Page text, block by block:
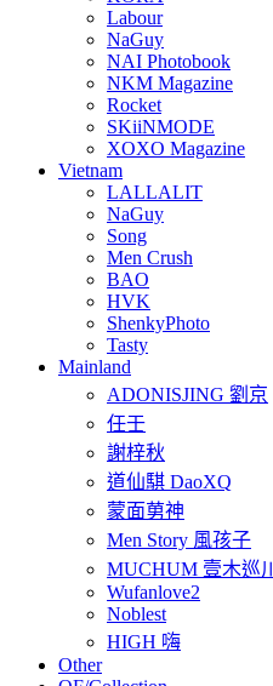
Labour
NaGuy
NAI Photobook
NKM Magazine
Rocket
SKiiNMODE
XOXO Magazine
Vietnam
LALLALIT
NaGuy
Song
Men Crush
BAO
HVK
ShenkyPhoto
Tasty
Mainland
ADONISJING 劉京
任壬
謝梓秋
道仙騏 DaoXQ
蒙面莮神
Men Story 風孩子
MUCHUM 壹木巡川
Wufanlove2
Noblest
HIGH 嗨
Other